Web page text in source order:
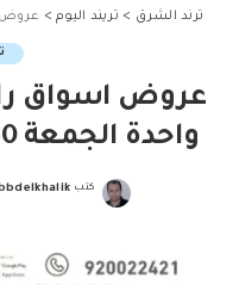
ترند الشرق > تريند اليوم> عروض
عروض اسواق
واحدة الجمعة 30-5-2025 بهجة العيد
Posted
كتب